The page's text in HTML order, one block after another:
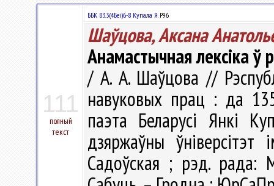
111
полный
текст
ББК 83.3(4Беі)6-8 Купала Я.Р96
Шаўцова, Аксана
Анамастычная лексіка ў
/ А. А. Шаўцова //
навуковых прац : да
паэта Беларусі Янкі
дзяржаўны
Садоўская ; рэд. рада: